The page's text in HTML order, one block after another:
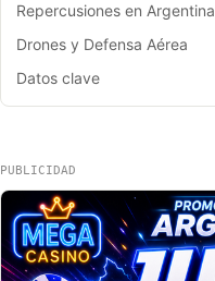
Repercusiones en Argentina
Drones y Defensa Aérea
Datos clave
PUBLICIDAD